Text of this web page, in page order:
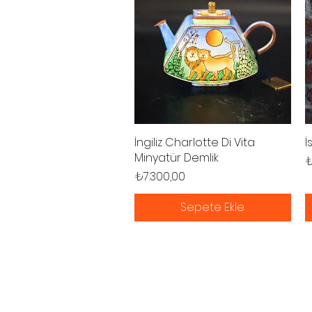
Hızlı Bakış
İngiliz Charlotte Di Vita
Minyatür Demlik
Fiyat
₺7.300,00
Sepete Ekle